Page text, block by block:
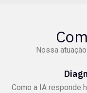
Nossa
Como a IA responde